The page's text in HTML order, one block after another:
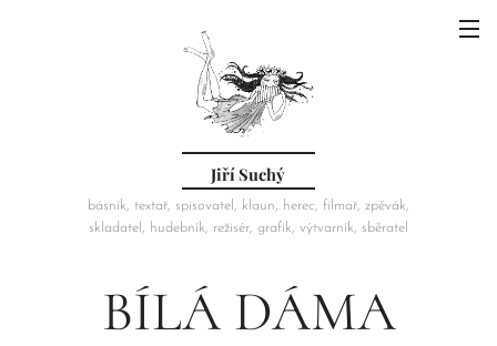
Jiří Suchý
básník, textař, spisovatel, klaun, herec, filmař, zpěvák,
skladatel, hudebník, režisér, grafik, výtvarník, sběratel
BÍLÁ DÁMA